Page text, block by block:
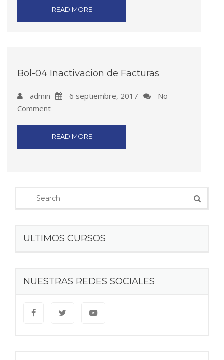
READ MORE
Bol-04 Inactivacion de Facturas
admin 6 septiembre, 2017
No
Comment
READ MORE
ULTIMOS CURSOS
NUESTRAS REDES SOCIALES